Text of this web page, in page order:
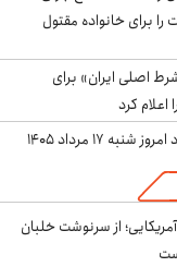
برای خانواده مقتول
اصلی ایران» برای
اعلام کرد
۱۷ مرداد ۱۴۰۵
از سرنوشت خلبان